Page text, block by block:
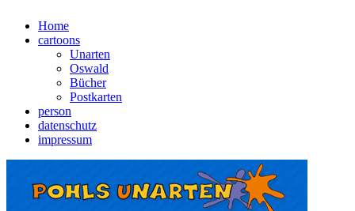
Home
cartoons
Unarten
Oswald
Bücher
Postkarten
person
datenschutz
impressum